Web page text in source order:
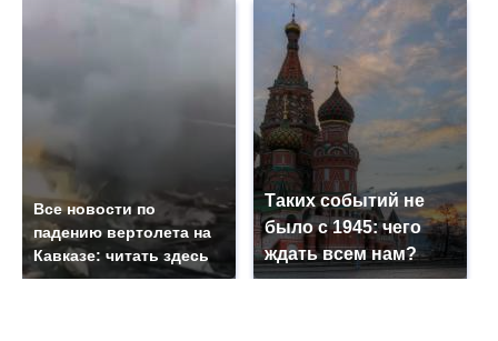
Все новости по
падению вертолета на
Кавказе: читать здесь
Таких событий не
было с 1945: чего
ждать всем нам?